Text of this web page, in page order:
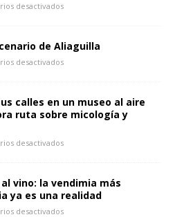
desactivados
de Aliaguilla
desactivados
calles en un museo al aire
ruta sobre micología y
desactivados
vino: la vendimia más
ya es una realidad
desactivados